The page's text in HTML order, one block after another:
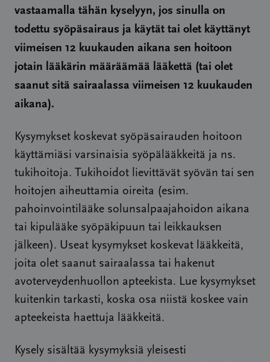
vastaamalla tähän kyselyyn, jos sinulla on
todettu syöpäsairaus ja käytät tai olet käyttänyt
viimeisen 12 kuukauden aikana sen hoitoon
jotain lääkärin määräämää lääkettä (tai olet
saanut sitä sairaalassa viimeisen 12 kuukauden
aikana).
Kysymykset koskevat syöpäsairauden hoitoon
käyttämiäsi varsinaisia syöpälääkkeitä ja ns.
tukihoitoja. Tukihoidot lievittävät syövän tai sen
hoitojen aiheuttamia oireita (esim.
pahoinvointilääke solunsalpaajahoidon aikana
tai kipulääke syöpäkipuun tai leikkauksen
jälkeen). Useat kysymykset koskevat lääkkeitä,
joita olet saanut sairaalassa tai hakenut
avoterveydenhuollon apteekista. Lue kysymykset
kuitenkin tarkasti, koska osa niistä koskee vain
apteekeista haettuja lääkkeitä.
Kysely sisältää kysymyksiä yleisesti